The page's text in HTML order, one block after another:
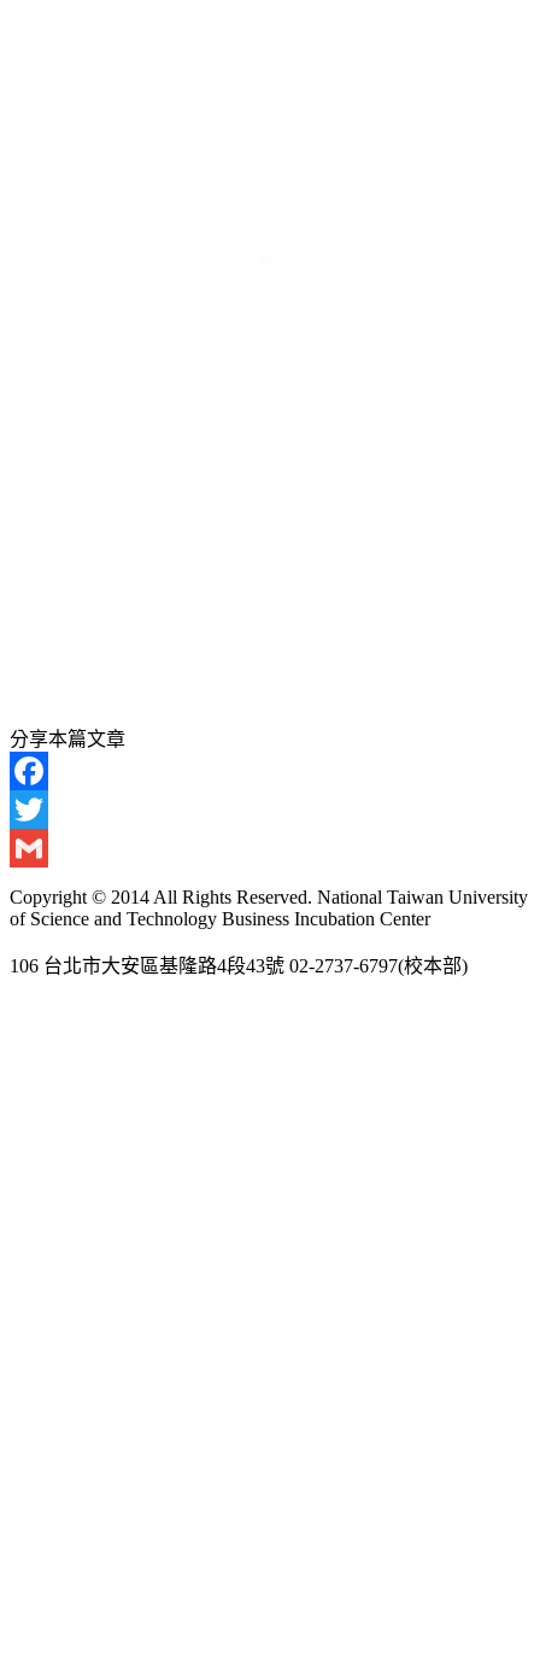
分享本篇文章
Facebook
Twitter
Gmail
Copyright © 2014 All Rights Reserved. National Taiwan University
of Science and Technology Business Incubation Center
106 台北市大安區基隆路4段43號 02-2737-6797(校本部)